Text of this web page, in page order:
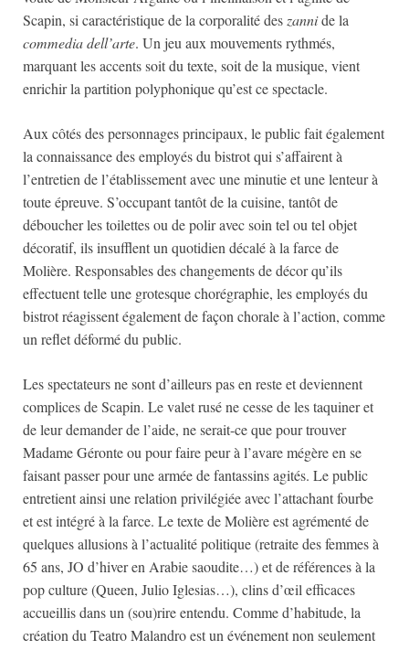
Scapin, si caractéristique de la corporalité des zannide la
commedia dell’arte. Un jeu aux mouvements rythmés,
marquant les accents soit du texte, soit de la musique, vient
enrichir la partition polyphonique qu’est ce spectacle.
Aux côtés des personnages principaux, le public fait également
la connaissance des employés du bistrot qui s’affairent à
l’entretien de l’établissement avec une minutie et une lenteur à
toute épreuve. S’occupant tantôt de la cuisine, tantôt de
déboucher les toilettes ou de polir avec soin tel ou tel objet
décoratif, ils insufflent un quotidien décalé à la farce de
Molière. Responsables des changements de décor qu’ils
effectuent telle une grotesque chorégraphie, les employés du
bistrot réagissent également de façon chorale à l’action, comme
un reflet déformé du public.
Les spectateurs ne sont d’ailleurs pas en reste et deviennent
complices de Scapin. Le valet rusé ne cesse de les taquiner et
de leur demander de l’aide, ne serait-ce que pour trouver
Madame Géronte ou pour faire peur à l’avare mégère en se
faisant passer pour une armée de fantassins agités. Le public
entretient ainsi une relation privilégiée avec l’attachant fourbe
et est intégré à la farce. Le texte de Molière est agrémenté de
quelques allusions à l’actualité politique (retraite des femmes à
65 ans, JO d’hiver en Arabie saoudite…) et de références à la
pop culture (Queen, Julio Iglesias…), clins d’œil efficaces
accueillis dans un (sou)rire entendu. Comme d’habitude, la
création du Teatro Malandro est un événement non seulement